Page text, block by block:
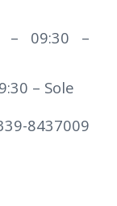
– 09:30 –
– Sole
8437009